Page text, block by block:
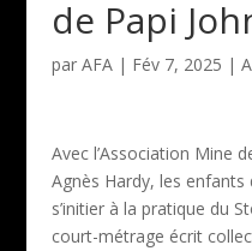
de Papi
par AFA| Fév 7, 2025 |
Avec l’Association Mine
Agnès Hardy, les
s’initier à la pratique du
court-métrage écrit